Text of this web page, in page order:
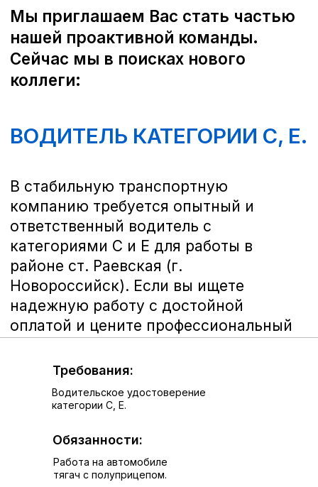
надежную работу с достойной
оплатой и цените профессиональный
подход, приглашаем вас в нашу
команду!
Требования:
Водительское удостоверение
категории С, Е.
Обязанности:
Работа на автомобиле
тягач с полуприцепом.
Мы приглашаем Вас стать частью
Сейчас мы в поисках нового
коллеги:
МАСТЕР ПО РЕМОНТУ